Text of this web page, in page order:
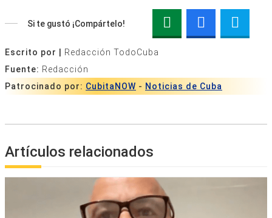
Si te gustó ¡Compártelo!
Escrito por |
Redacción TodoCuba
Fuente: Redacción
Patrocinado por: CubitaNOW - Noticias de Cuba
Artículos relacionados